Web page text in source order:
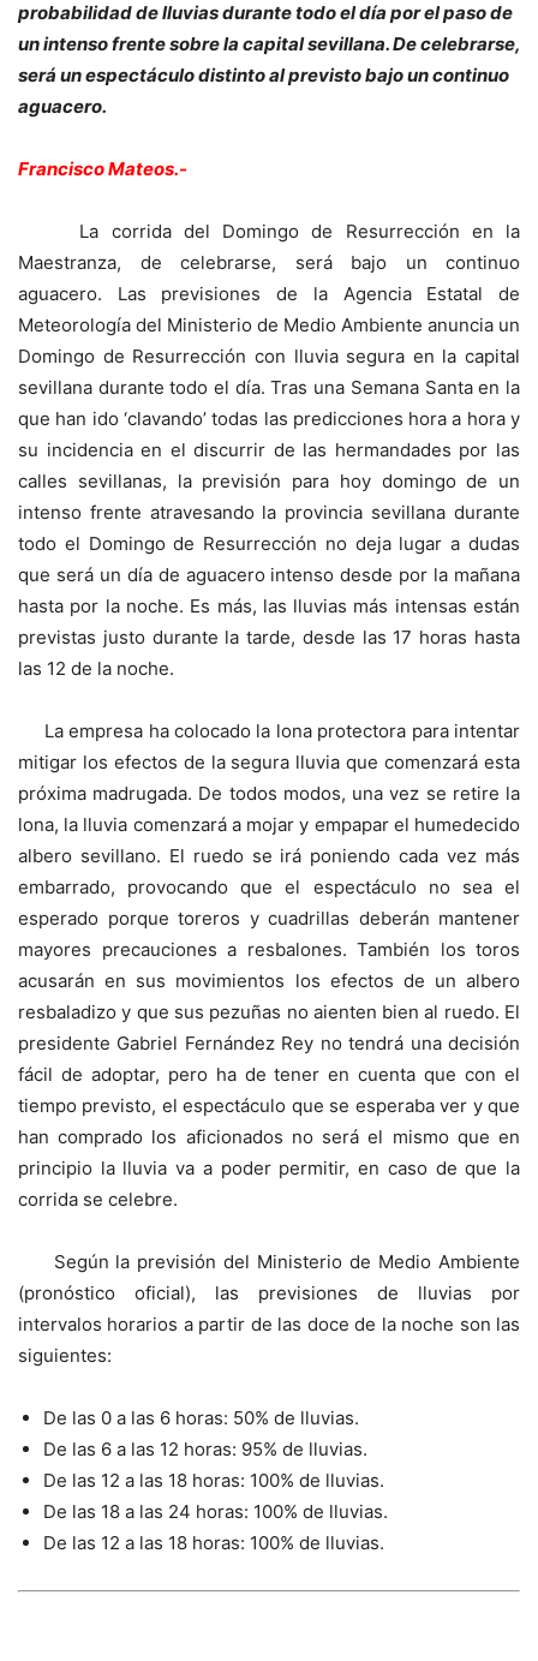
probabilidad de lluvias durante todo el día por el paso de
un intenso frente sobre la capital sevillana. De celebrarse,
será un espectáculo distinto al previsto bajo un continuo
aguacero.
Francisco Mateos.-
La corrida del Domingo de Resurrección en la
Maestranza, de celebrarse, será bajo un continuo
aguacero. Las previsiones de la Agencia Estatal de
Meteorología del Ministerio de Medio Ambiente anuncia un
Domingo de Resurrección con lluvia segura en la capital
sevillana durante todo el día. Tras una Semana Santa en la
que han ido ‘clavando’ todas las predicciones hora a hora y
su incidencia en el discurrir de las hermandades por las
calles sevillanas, la previsión para hoy domingo de un
intenso frente atravesando la provincia sevillana durante
todo el Domingo de Resurrección no deja lugar a dudas
que será un día de aguacero intenso desde por la mañana
hasta por la noche. Es más, las lluvias más intensas están
previstas justo durante la tarde, desde las 17 horas hasta
las 12 de la noche.
La empresa ha colocado la lona protectora para intentar
mitigar los efectos de la segura lluvia que comenzará esta
próxima madrugada. De todos modos, una vez se retire la
lona, la lluvia comenzará a mojar y empapar el humedecido
albero sevillano. El ruedo se irá poniendo cada vez más
embarrado, provocando que el espectáculo no sea el
esperado porque toreros y cuadrillas deberán mantener
mayores precauciones a resbalones. También los toros
acusarán en sus movimientos los efectos de un albero
resbaladizo y que sus pezuñas no aienten bien al ruedo. El
presidente Gabriel Fernández Rey no tendrá una decisión
fácil de adoptar, pero ha de tener en cuenta que con el
tiempo previsto, el espectáculo que se esperaba ver y que
han comprado los aficionados no será el mismo que en
principio la lluvia va a poder permitir, en caso de que la
corrida se celebre.
Según la previsión del Ministerio de Medio Ambiente
(pronóstico oficial), las previsiones de lluvias por
intervalos horarios a partir de las doce de la noche son las
siguientes:
De las 0 a las 6 horas: 50% de lluvias.
De las 6 a las 12 horas: 95% de lluvias.
De las 12 a las 18 horas: 100% de lluvias.
De las 18 a las 24 horas: 100% de lluvias.
De las 12 a las 18 horas: 100% de lluvias.